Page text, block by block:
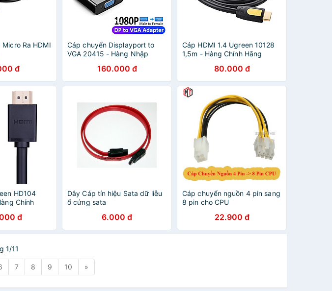
Ra HDMI
đ
Cáp chuyển Displayport to
VGA 20415 - Hàng Nhập
160.000 đ
Cáp HDMI 1.4 Ugreen 10128
1,5m - Hàng Chính Hãng
80.000 đ
HD104
Chính
đ
Dây Cáp tín hiệu Sata dữ liễu
ổ cứng sata
6.000 đ
Cáp chuyển nguồn 4 pin sang
8 pin cho CPU
22.900 đ
1/11
7 8 9 10 »